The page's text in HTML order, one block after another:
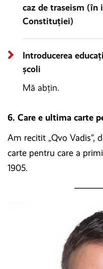
caz de traseism (în
Constituției)
Introducerea
școli
Mă abţin.
6. Care e ultima carte
Am recitit „Qvo Vadis“,
carte pentru care a
1905.